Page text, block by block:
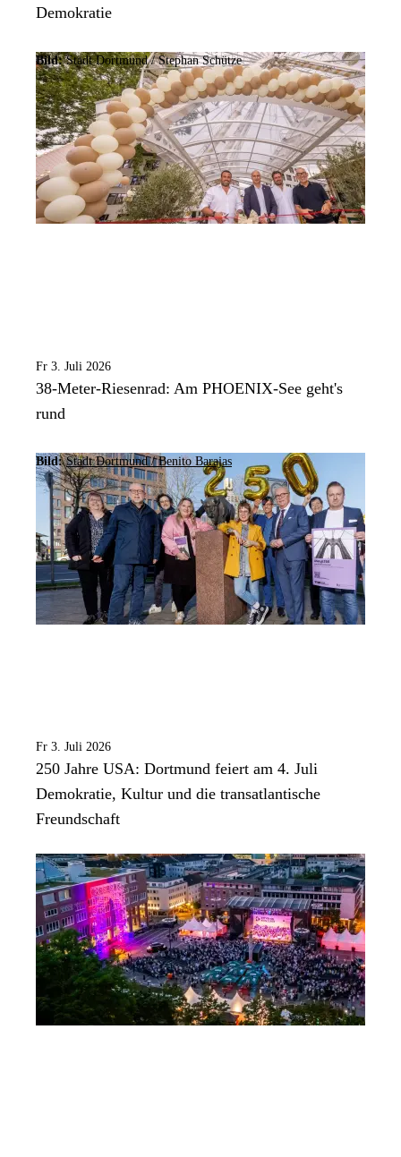
Demokratie
Bild:Stadt Dortmund / Stephan Schütze
Fr 3. Juli 2026
38-Meter-Riesenrad: Am PHOENIX-See geht's
rund
Bild: Stadt Dortmund / Benito Barajas
Fr 3. Juli 2026
250 Jahre USA: Dortmund feiert am 4. Juli
Demokratie, Kultur und die transatlantische
Freundschaft